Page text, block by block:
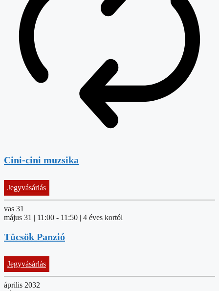
Jegyvásárlás
Cini-cini muzsika
vas 31
Jegyvásárlás
május 31 | 11:00 - 11:50 | 4 éves kortól
Tücsök Panzió
április 2032